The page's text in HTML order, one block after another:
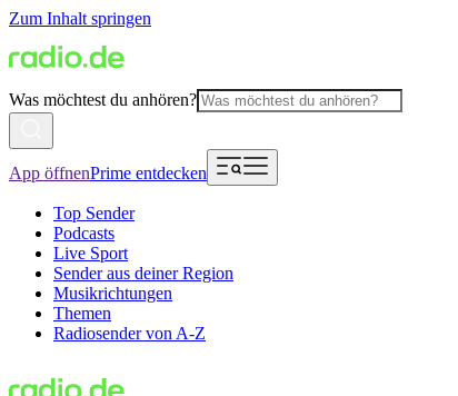
Zum Inhalt springen
Was möchtest du anhören?
App öffnenPrime entdecken
Top Sender
Podcasts
Live Sport
Sender aus deiner Region
Musikrichtungen
Themen
Radiosender von A-Z